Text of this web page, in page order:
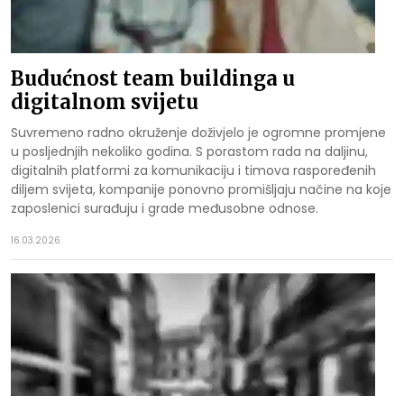
Budućnost team buildinga u
digitalnom svijetu
Suvremeno radno okruženje doživjelo je ogromne promjene
u posljednjih nekoliko godina. S porastom rada na daljinu,
digitalnih platformi za komunikaciju i timova raspoređenih
diljem svijeta, kompanije ponovno promišljaju načine na koje
zaposlenici surađuju i grade međusobne odnose.
16.03.2026.